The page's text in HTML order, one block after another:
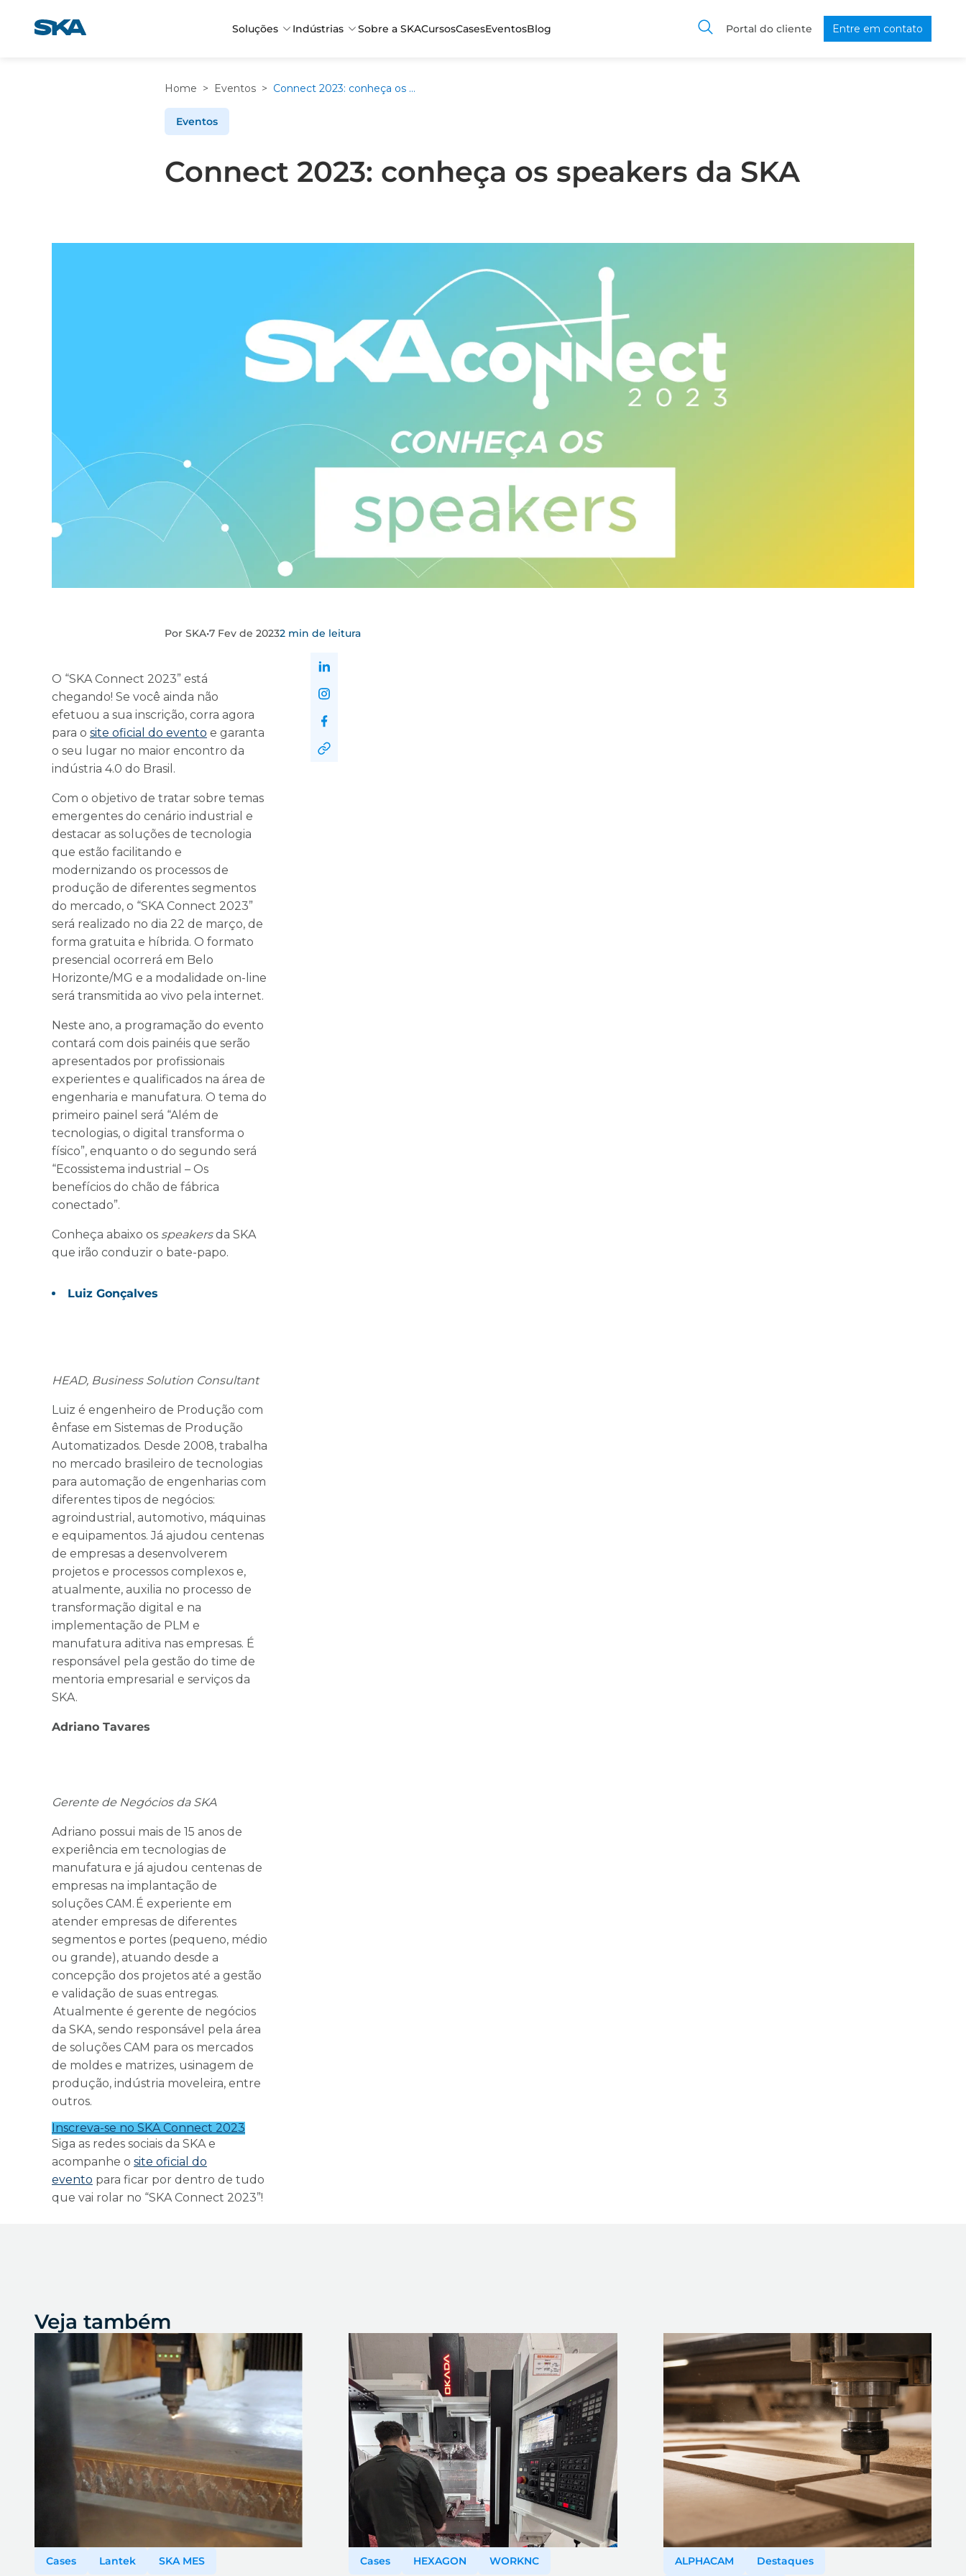
Soluções Indústrias Sobre a SKACursosCasesEventosBlog Portal do cliente Entre em contato
Home > Eventos > Connect 2023: conheça os speakers da SKA
Eventos
Connect 2023: conheça os speakers da SKA
Por SKA•7 Fev de 20232 min de leitura
O “SKA Connect 2023” está
chegando! Se você ainda não
efetuou a sua inscrição, corra agora
para o site oficial do evento e garanta
o seu lugar no maior encontro da
indústria 4.0 do Brasil.
Com o objetivo de tratar sobre temas
emergentes do cenário industrial e
destacar as soluções de tecnologia
que estão facilitando e
modernizando os processos de
produção de diferentes segmentos
do mercado, o “SKA Connect 2023”
será realizado no dia 22 de março, de
forma gratuita e híbrida. O formato
presencial ocorrerá em Belo
Horizonte/MG e a modalidade on-line
será transmitida ao vivo pela internet.
Neste ano, a programação do evento
contará com dois painéis que serão
apresentados por profissionais
experientes e qualificados na área de
engenharia e manufatura. O tema do
primeiro painel será “Além de
tecnologias, o digital transforma o
físico”, enquanto o do segundo será
“Ecossistema industrial – Os
benefícios do chão de fábrica
conectado”.
Conheça abaixo os speakersda SKA
que irão conduzir o bate-papo.
Luiz Gonçalves
HEAD, Business Solution Consultant
Luiz é engenheiro de Produção com
ênfase em Sistemas de Produção
Automatizados. Desde 2008, trabalha
no mercado brasileiro de tecnologias
para automação de engenharias com
diferentes tipos de negócios:
agroindustrial, automotivo, máquinas
e equipamentos. Já ajudou centenas
de empresas a desenvolverem
projetos e processos complexos e,
atualmente, auxilia no processo de
transformação digital e na
implementação de PLM e
manufatura aditiva nas empresas. É
responsável pela gestão do time de
mentoria empresarial e serviços da
SKA.
Adriano Tavares
Gerente de Negócios da SKA
Adriano possui mais de 15 anos de
experiência em tecnologias de
manufatura e já ajudou centenas de
empresas na implantação de
soluções CAM. É experiente em
atender empresas de diferentes
segmentos e portes (pequeno, médio
ou grande), atuando desde a
concepção dos projetos até a gestão
e validação de suas entregas.
Atualmente é gerente de negócios
da SKA, sendo responsável pela área
de soluções CAM para os mercados
de moldes e matrizes, usinagem de
produção, indústria moveleira, entre
outros.
Inscreva-se no SKA Connect 2023
Siga as redes sociais da SKA e
acompanhe o site oficial do
evento para ficar por dentro de tudo
que vai rolar no “SKA Connect 2023”!
Veja também
Cases Lantek SKA MES Cases HEXAGON WORKNC ALPHACAM Destaques